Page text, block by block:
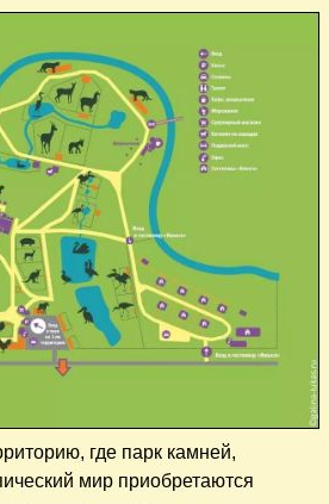
где парк камней,
мир приобретаются